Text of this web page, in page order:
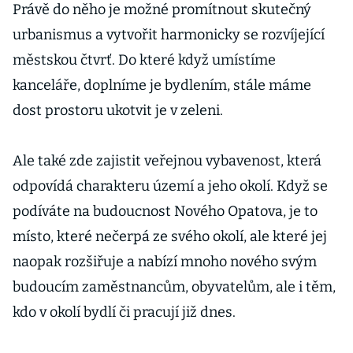
Právě do něho je možné promítnout skutečný
urbanismus a vytvořit harmonicky se rozvíjející
městskou čtvrť. Do které když umístíme
kanceláře, doplníme je bydlením, stále máme
dost prostoru ukotvit je v zeleni.
Ale také zde zajistit veřejnou vybavenost, která
odpovídá charakteru území a jeho okolí. Když se
podíváte na budoucnost Nového Opatova, je to
místo, které nečerpá ze svého okolí, ale které jej
naopak rozšiřuje a nabízí mnoho nového svým
budoucím zaměstnancům, obyvatelům, ale i těm,
kdo v okolí bydlí či pracují již dnes.